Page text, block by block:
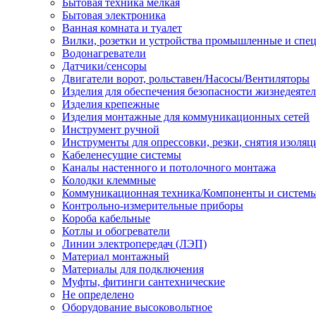
Бытовая техника мелкая
Бытовая электроника
Ванная комната и туалет
Вилки, розетки и устройства промышленные и
Водонагреватели
Датчики/сенсоры
Двигатели ворот, рольставен/Насосы/Вентиляторы
Изделия для обеспечения безопасности
Изделия крепежные
Изделия монтажные для коммуникационных сетей
Инструмент ручной
Инструменты для опрессовки, резки, снятия
Кабеленесущие системы
Каналы настенного и потолочного монтажа
Колодки клеммные
Коммуникационная техника/Компоненты и
Контрольно-измерительные приборы
Короба кабельные
Котлы и обогреватели
Линии электропередач (ЛЭП)
Материал монтажный
Материалы для подключения
Муфты, фитинги сантехнические
Не определено
Оборудование высоковольтное